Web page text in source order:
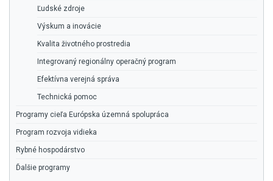
Ľudské zdroje
Výskum a inovácie
Kvalita životného prostredia
Integrovaný regionálny operačný program
Efektívna verejná správa
Technická pomoc
Programy cieľa Európska územná spolupráca
Program rozvoja vidieka
Rybné hospodárstvo
Ďalšie programy